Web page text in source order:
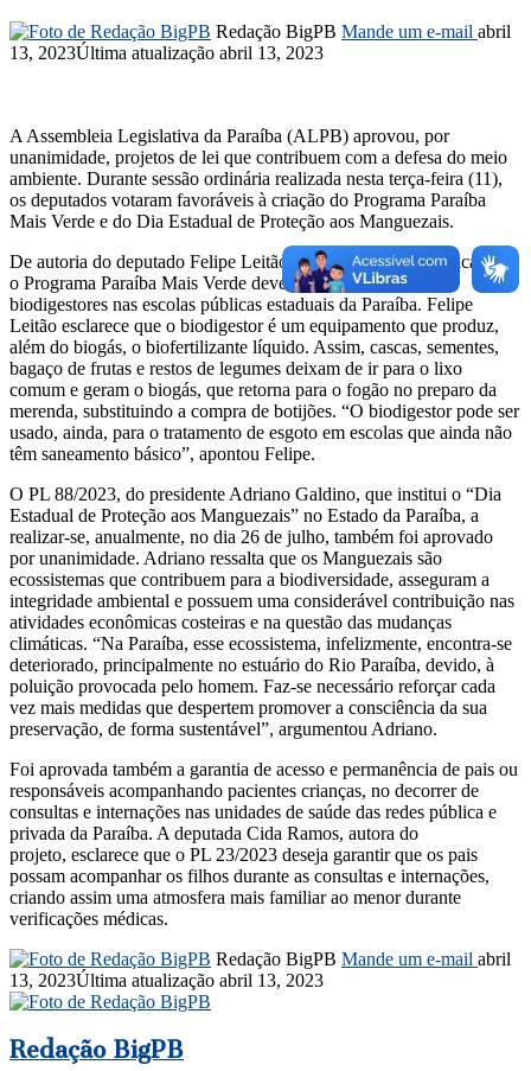
Redação BigPB Mande um e-mail abril
13, 2023Última atualização abril 13, 2023
A Assembleia Legislativa da Paraíba (ALPB) aprovou, por
unanimidade, projetos de lei que contribuem com a defesa do meio
ambiente. Durante sessão ordinária realizada nesta terça-feira (11),
os deputados votaram favoráveis à criação do Programa Paraíba
Mais Verde e do Dia Estadual de Proteção aos Manguezais.
De autoria do deputado Felipe Leitão, o PL 41/2023 especifica que
o Programa Paraíba Mais Verde deve incentivar a adoção de
biodigestores nas escolas públicas estaduais da Paraíba. Felipe
Leitão esclarece que o biodigestor é um equipamento que produz,
além do biogás, o biofertilizante líquido. Assim, cascas, sementes,
bagaço de frutas e restos de legumes deixam de ir para o lixo
comum e geram o biogás, que retorna para o fogão no preparo da
merenda, substituindo a compra de botijões. “O biodigestor pode ser
usado, ainda, para o tratamento de esgoto em escolas que ainda não
têm saneamento básico”, apontou Felipe.
O PL 88/2023, do presidente Adriano Galdino, que institui o “Dia
Estadual de Proteção aos Manguezais” no Estado da Paraíba, a
realizar-se, anualmente, no dia 26 de julho, também foi aprovado
por unanimidade. Adriano ressalta que os Manguezais são
ecossistemas que contribuem para a biodiversidade, asseguram a
integridade ambiental e possuem uma considerável contribuição nas
atividades econômicas costeiras e na questão das mudanças
climáticas. “Na Paraíba, esse ecossistema, infelizmente, encontra-se
deteriorado, principalmente no estuário do Rio Paraíba, devido, à
poluição provocada pelo homem. Faz-se necessário reforçar cada
vez mais medidas que despertem promover a consciência da sua
preservação, de forma sustentável”, argumentou Adriano.
Foi aprovada também a garantia de acesso e permanência de pais ou
responsáveis acompanhando pacientes crianças, no decorrer de
consultas e internações nas unidades de saúde das redes pública e
privada da Paraíba. A deputada Cida Ramos, autora do
projeto, esclarece que o PL 23/2023 deseja garantir que os pais
possam acompanhar os filhos durante as consultas e internações,
criando assim uma atmosfera mais familiar ao menor durante
verificações médicas.
Redação BigPB Mande um e-mail abril
13, 2023Última atualização abril 13, 2023
Redação BigPB